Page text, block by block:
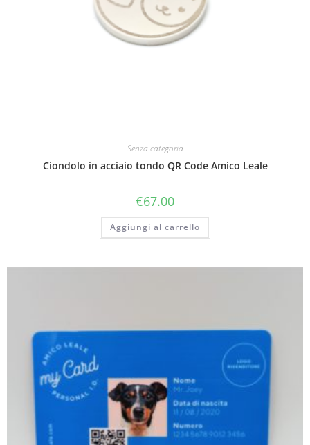
Senza categoria
Ciondolo in acciaio tondo QR Code Amico Leale
€67.00
Aggiungi al carrello